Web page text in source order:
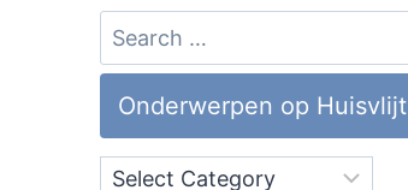
Search
for:
Onderwerpen op Huisvlijt
Onderwerpen